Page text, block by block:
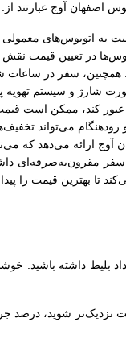
اصفهان آوج عبارتند از:
در تعیین قیمت نقش
همچنین، سفر در
شارژ و سیستم
کند، ممکن است قیمت
می‌تواند
آوج ارائه می‌دهد که
مقرون‌به‌صرفه‌ای
تا بهترین قیمت را
بلیط داشته باشید.
شوید، درصد